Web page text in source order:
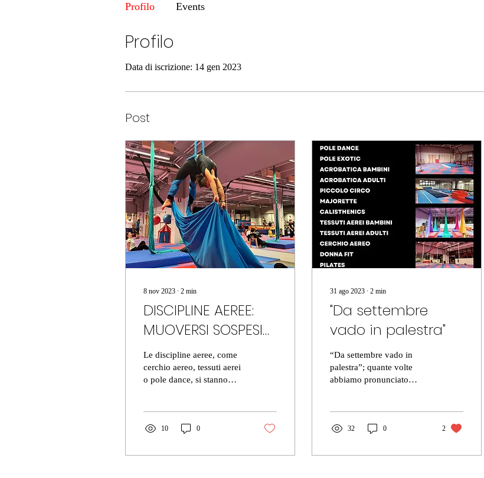
Profilo
Data di iscrizione: 14 gen 2023
Post
8 nov 2023 ∙ 2 min
DISCIPLINE AEREE:
MUOVERSI SOSPESI
DA TERRA
Le discipline aeree, come
cerchio aereo, tessuti aerei
o pole dance, si stanno
10 0
31 ago 2023 ∙ 2 min
"Da settembre
vado in palestra"
“Da settembre vado in
palestra”; quante volte
abbiamo pronunciato
32 0 2
Profilo Events